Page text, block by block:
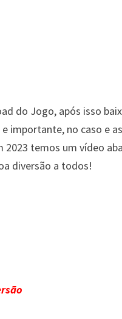
do Jogo, após isso
importante, no caso e as
2023 temos um vídeo
diversão a todos!